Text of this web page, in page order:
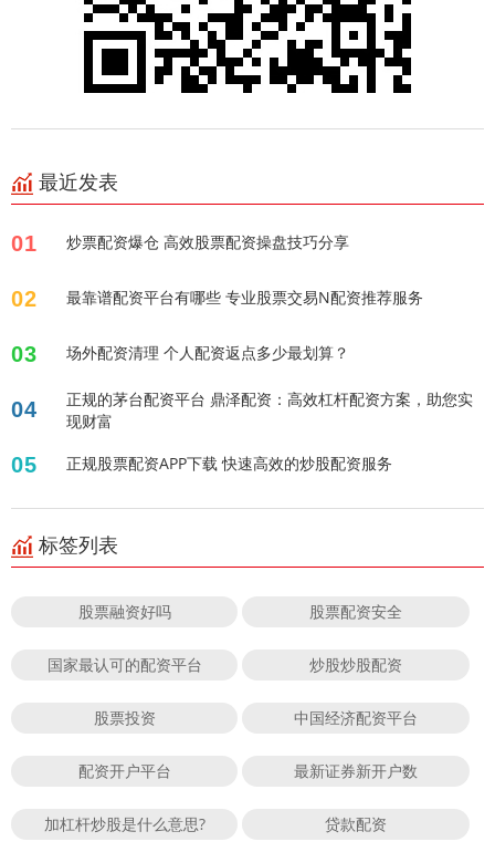
最近发表
01 炒票配资爆仓 高效股票配资操盘技巧分享
02 最靠谱配资平台有哪些 专业股票交易N配资推荐服务
03 场外配资清理 个人配资返点多少最划算？
04
正规的茅台配资平台 鼎泽配资：高效杠杆配资方案，助您实
现财富
05 正规股票配资APP下载 快速高效的炒股配资服务
标签列表
股票融资好吗 股票配资安全
国家最认可的配资平台 炒股炒股配资
股票投资 中国经济配资平台
配资开户平台 最新证券新开户数
加杠杆炒股是什么意思? 贷款配资